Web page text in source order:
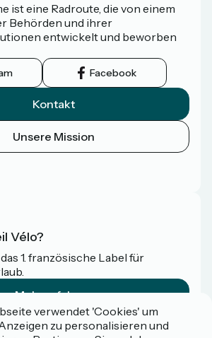
ist eine Radroute, die von einem
Behörden und ihrer
entwickelt und beworben
Facebook
Kontakt
Unsere Mission
Vélo?
1. französische Label für
Mehr erfahren
von Destination France
verwendet 'Cookies' um
zu personalisieren und